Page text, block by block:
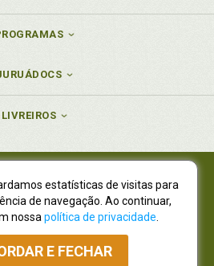
LIVREIROS
CNPJ 77.535.508/0001-19
CNPJ 01.701.561/0001-80
Dallegrave, 7665, São Lourenço |
- CEP 82210-310
|Vendas Atacado: (41) 4009-3939
estatísticas de visitas para
de navegação. Ao continuar,
nossa política de privacidade
E FECHAR